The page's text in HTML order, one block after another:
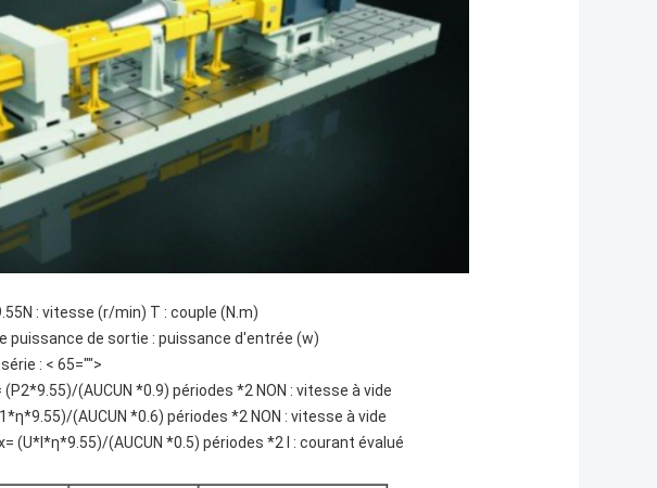
: vitesse (r/min) T : couple (N.m)
puissance de sortie : puissance d'entrée (w)
: < 65="">
(AUCUN *0.9) périodes *2 NON : vitesse à vide
(AUCUN *0.6) périodes *2 NON : vitesse à vide
(U*I*η*9.55)/(AUCUN *0.5) périodes *2 I : courant évalué